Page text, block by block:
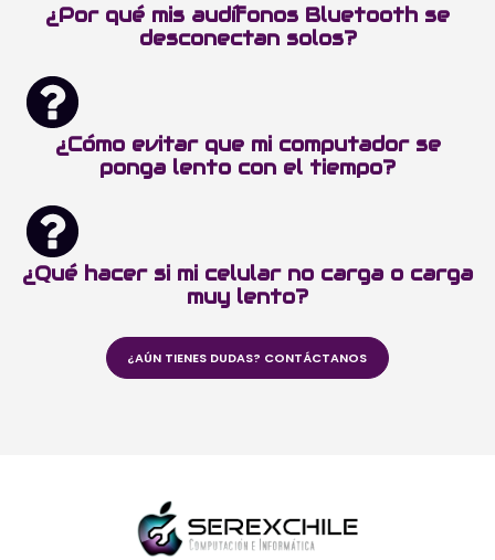
¿Por qué mis audífonos Bluetooth se
desconectan solos?
¿Cómo evitar que mi computador se
ponga lento con el tiempo?
¿Qué hacer si mi celular no carga o carga
muy lento?
¿AÚN TIENES DUDAS? CONTÁCTANOS